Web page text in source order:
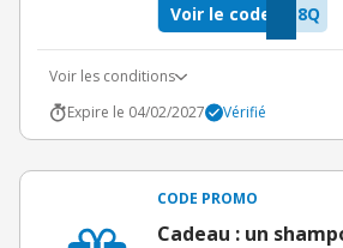
M8Q
Voir le code
Voir les conditions
Expire le 04/02/2027
Vérifié
CODE PROMO
Cadeau : un